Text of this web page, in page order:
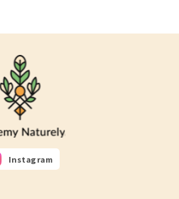
Instagram